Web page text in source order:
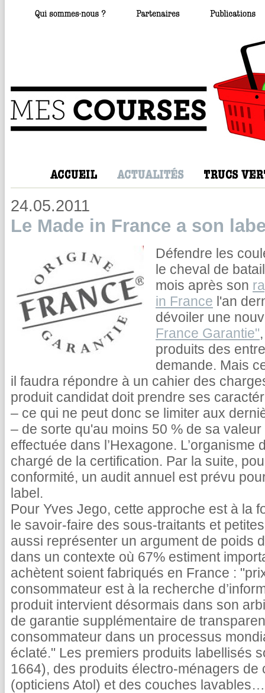
24.05.2011
Le Made in France a son
Défendre les
le cheval de
mois après son
in France l'an
dévoiler une
France Garantie"
produits des
demande. Mais
il faudra répondre à un cahier des
produit candidat doit prendre ses
– ce qui ne peut donc se limiter aux
– de sorte qu'au moins 50 % de sa
effectuée dans l’Hexagone. L’organisme
chargé de la certification. Par la suite,
conformité, un audit annuel est prévu
label.
Pour Yves Jego, cette approche est à la
le savoir-faire des sous-traitants et
aussi représenter un argument de poids
dans un contexte où 67% estiment
achètent soient fabriqués en France :
consommateur est à la recherche
produit intervient désormais dans son
de garantie supplémentaire de
consommateur dans un processus
éclaté." Les premiers produits labellisés
1664), des produits électro-ménagers
(opticiens Atol) et des couches lavables…